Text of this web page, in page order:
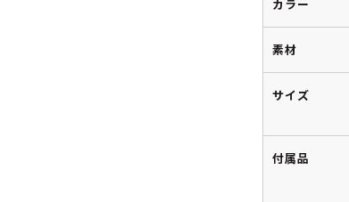
カラー
素材
サイズ
付属品